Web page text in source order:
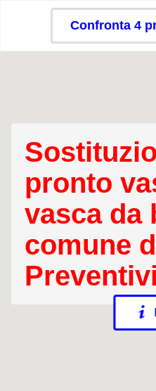
Confronta 4
pronto
vasca da
comune